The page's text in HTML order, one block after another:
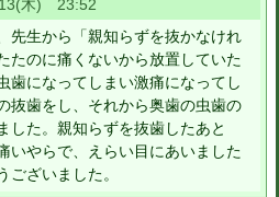
木) 23:52
先生から「親知らずを抜かなけれ
たのに痛くないから放置していた
歯になってしまい激痛になってし
抜歯をし、それから奥歯の虫歯の
した。親知らずを抜歯したあと
いやらで、えらい目にあいました
ございました。